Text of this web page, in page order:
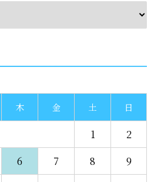
木 金 土 日
1
2
6 7 8
9